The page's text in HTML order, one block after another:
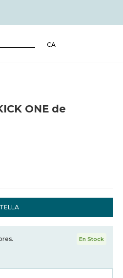
CA
ONE de
En Stock